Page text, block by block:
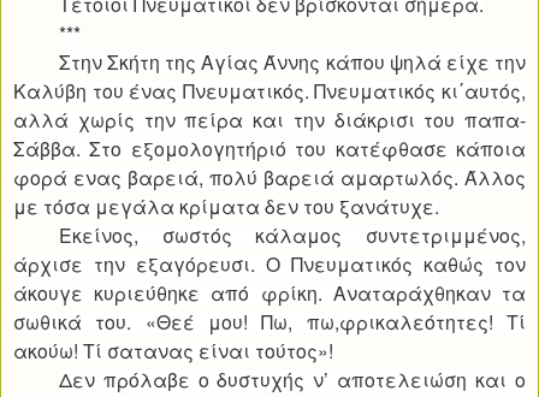
***
Στην Σκήτη της Αγίας Άννης κάπου ψηλά είχε την
Καλύβη του ένας Πνευματικός. Πνευματικός κι΄αυτός,
αλλά χωρίς την πείρα και την διάκρισι του παπα-
Σάββα. Στο εξομολογητήριό του κατέφθασε κάποια
φορά ενας βαρειά, πολύ βαρειά αμαρτωλός. Άλλος
με τόσα μεγάλα κρίματα δεν του ξανάτυχε.
Εκείνος, σωστός κάλαμος συντετριμμένος,
άρχισε την εξαγόρευσι. Ο Πνευματικός καθώς τον
άκουγε κυριεύθηκε από φρίκη. Αναταράχθηκαν τα
σωθικά του. «Θεέ μου! Πω, πω,φρικαλεότητες! Τί
ακούω! Τί σατανας είναι τούτος»!
Δεν πρόλαβε ο δυστυχής ν’ αποτελειώση και ο